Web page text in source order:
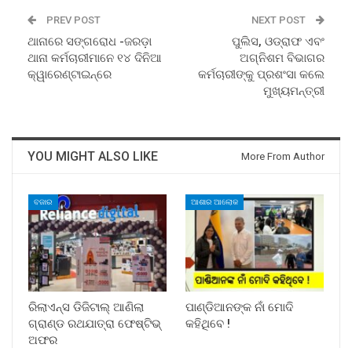
PREV POST
ଥାନାରେ ସଙ୍ଗରୋଧ -ଜରଡ଼ା
ଥାନା କର୍ମଚାରୀମାନେ ୧୪ ଦିନିଆ
କ୍ୱାରେଣ୍ଟାଇନ୍‌ରେ
NEXT POST
ପୁଲିସ, ଓଡ୍ରାଫ ଏବଂ
ଅଗ୍ନିଶମ ବିଭାଗର
କର୍ମଚାରୀଙ୍କୁ ପ୍ରଶଂସା କଲେ
ମୁଖ୍ୟମନ୍ତ୍ରୀ
YOU MIGHT ALSO LIKE More From Author
ବଜାର
ରିଲାଏନ୍ସ ଡିଜିଟାଲ୍ ଆଣିଲା
ଗ୍ରାଣ୍ଡ ରଥଯାତ୍ରା ଫେଷ୍ଟିଭ୍
ଅଫର
ଆଶାର ଆଲୋକ
ପାଣ୍ଡିଆନଙ୍କ ନାଁ ମୋଦି
କହିଥିବେ !